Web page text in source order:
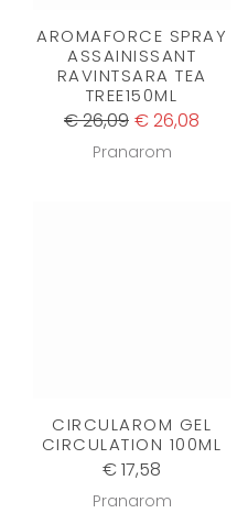
AROMAFORCE SPRAY
ASSAINISSANT
RAVINTSARA TEA
TREE150ML
€ 26,09 € 26,08
Pranarom
CIRCULAROM GEL
CIRCULATION 100ML
€ 17,58
Pranarom